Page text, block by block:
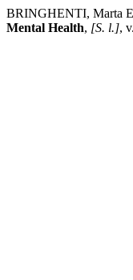
BRINGHENTI, Marta
Mental Health, [S. l.],